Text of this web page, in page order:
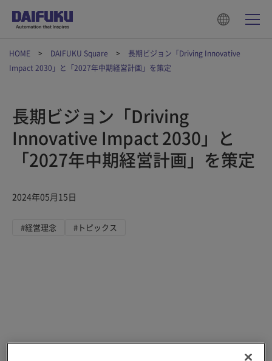
HOME DAIFUKU Square
長期ビジョン「Driving Innovative
Impact 2030」と「2027年中期経営計画」を策定
長期ビジョン「Driving
Innovative Impact 2030」と
「2027年中期経営計画」を策定
2024年05月15日
#経営理念 #トピックス